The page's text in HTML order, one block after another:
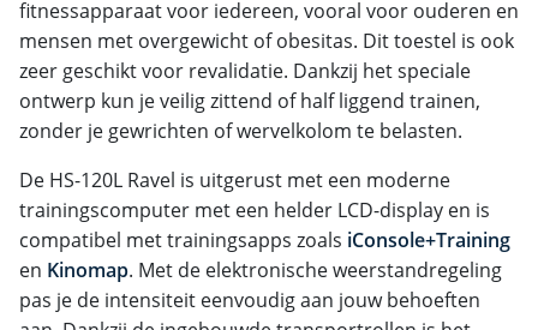
fitnessapparaat voor iedereen, vooral voor ouderen en
mensen met overgewicht of obesitas. Dit toestel is ook
zeer geschikt voor revalidatie. Dankzij het speciale
ontwerp kun je veilig zittend of half liggend trainen,
zonder je gewrichten of wervelkolom te belasten.
De HS-120L Ravel is uitgerust met een moderne
trainingscomputer met een helder LCD-display en is
compatibel met trainingsapps zoals iConsole+Training
en Kinomap. Met de elektronische weerstandregeling
pas je de intensiteit eenvoudig aan jouw behoeften